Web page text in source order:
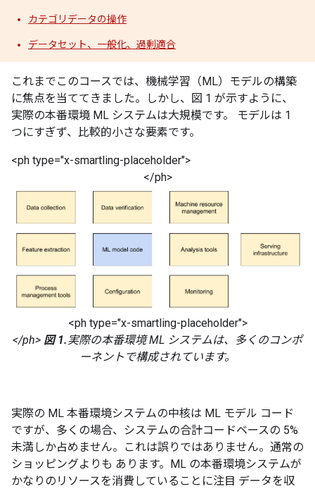
カテゴリデータの操作
データセット、一般化、過剰適合
これまでこのコースでは、機械学習（ML）モデルの構築
に焦点を当ててきました。しかし、図 1 が示すように、
実際の本番環境 ML システムは大規模です。 モデルは 1
つにすぎず、比較的小さな要素です。
<ph type="x-smartling-placeholder">
</ph>
<ph type="x-smartling-placeholder">
</ph> 図 1.実際の本番環境 ML システムは、多くのコンポ
ーネントで構成されています。
実際の ML 本番環境システムの中核は ML モデル コード
ですが、多くの場合、システムの合計コードベースの 5%
未満しか占めません。これは誤りではありません。通常の
ショッピングよりも あります。ML の本番環境システムが
かなりのリソースを消費していることに注目 データを収